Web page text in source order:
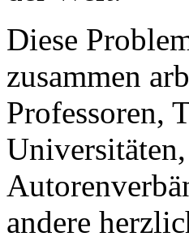
Diese
zusammen
Professoren,
andere